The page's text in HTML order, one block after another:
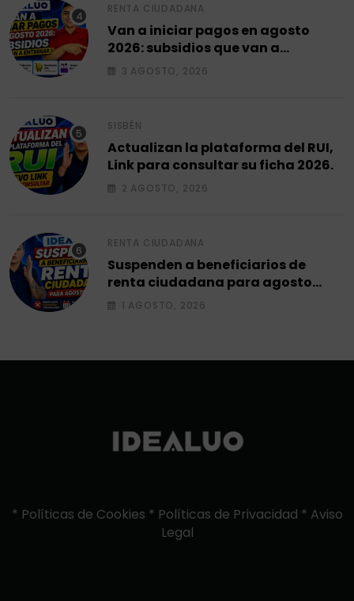
RENTA CIUDADANA
Van a iniciar pagos en agosto
2026: subsidios que van a
entregar.
3 AGOSTO, 2026
SISBÉN
Actualizan la plataforma del RUI,
Link para consultar su ficha 2026.
2 AGOSTO, 2026
RENTA CIUDADANA
Suspenden a beneficiarios de
renta ciudadana para agosto
2026.
1 AGOSTO, 2026
* Políticas de Cookies * Políticas de Privacidad * Aviso
Legal